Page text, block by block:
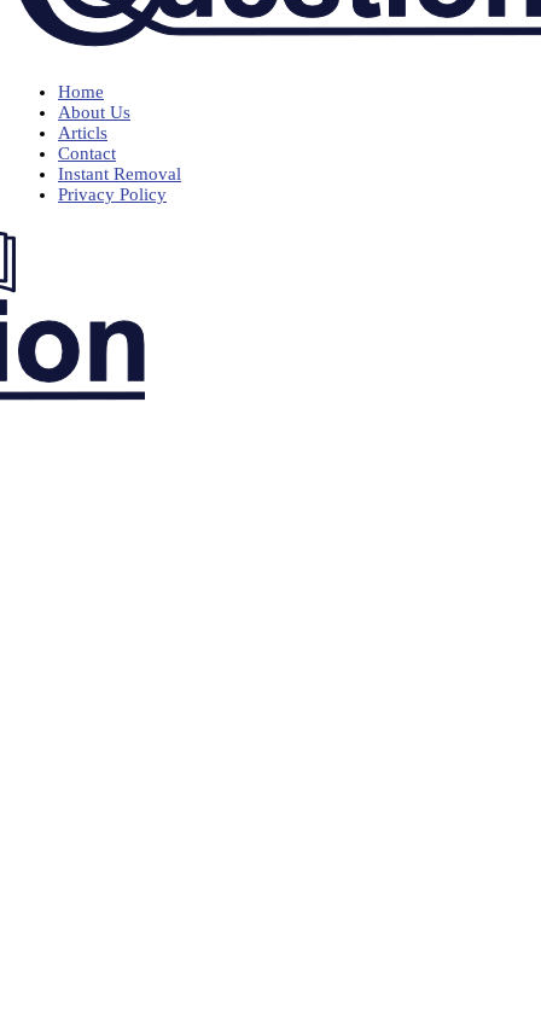
Home
About Us
Articls
Contact
Instant Removal
Privacy Policy